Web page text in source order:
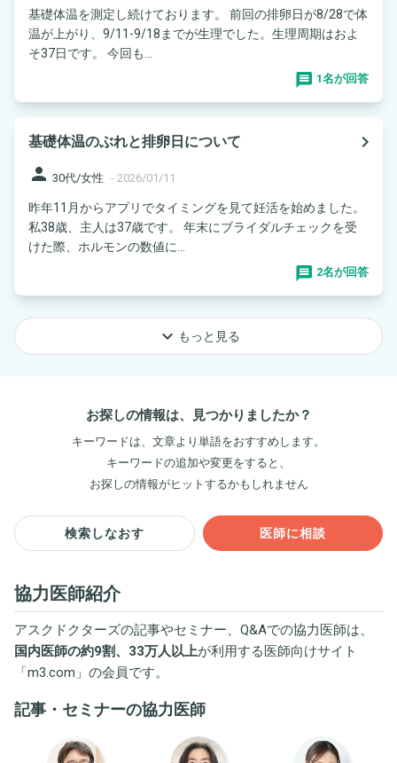
基礎体温を測定し続けております。 前回の排卵日が8/28で体
温が上がり、9/11-9/18までが生理でした。生理周期はおよ
そ37日です。 今回も...
1名が回答
基礎体温のぶれと排卵日について
navigate_next
person 30代/女性 - 2026/01/11
昨年11月からアプリでタイミングを見て妊活を始めました。
私38歳、主人は37歳です。 年末にブライダルチェックを受
けた際、ホルモンの数値に...
2名が回答
keyboard_arrow_down もっと見る
お探しの情報は、見つかりましたか？
キーワードは、文章より単語をおすすめします。
キーワードの追加や変更をすると、
お探しの情報がヒットするかもしれません
検索しなおす 医師に相談
協力医師紹介
アスクドクターズの記事やセミナー、Q&Aでの協力医師は、
国内医師の約9割、33万人以上が利用する医師向けサイト
「m3.com 」の会員です。
記事・セミナーの協力医師